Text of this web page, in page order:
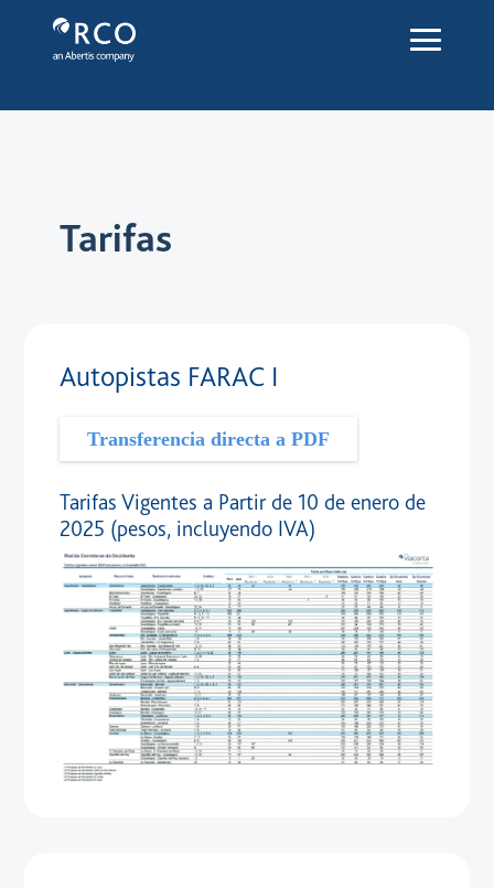
Saltar al contenido principal
Tarifas - Red Vía Corta
Tarifas
Autopistas FARAC I
Transferencia directa a PDF
Tarifas Vigentes a Partir de 10 de enero de
2025 (pesos, incluyendo IVA)